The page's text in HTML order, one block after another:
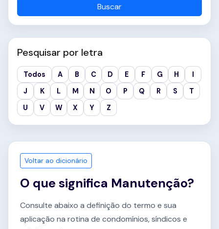
Voltar ao dicionário
O que significa Manutenção?
Consulte abaixo a definição do termo e sua
aplicação na rotina de condomínios, síndicos e
Buscar
Pesquisar por letra
Todos A B C D E F G H
I
J
K L M N O P Q R S
T
U
V W X Y Z